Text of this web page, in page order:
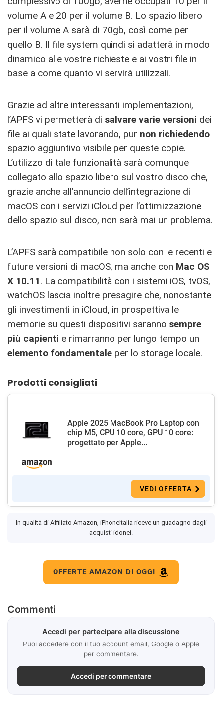
volume A e 20 per il volume B. Lo spazio libero
per il volume A sarà di 70gb, così come per
quello B. Il file system quindi si adatterà in modo
dinamico alle vostre richieste e ai vostri file in
base a come quanto vi servirà utilizzali.
Grazie ad altre interessanti implementazioni,
l’APFS vi permetterà di salvare varie versioni dei
file ai quali state lavorando, pur non richiedendo
spazio aggiuntivo visibile per queste copie.
L’utilizzo di tale funzionalità sarà comunque
collegato allo spazio libero sul vostro disco che,
grazie anche all’annuncio dell’integrazione di
macOS con i servizi iCloud per l’ottimizzazione
dello spazio sul disco, non sarà mai un problema.
L’APFS sarà compatibile non solo con le recenti e
future versioni di macOS, ma anche con Mac OS
X 10.11. La compatibilità con i sistemi iOS, tvOS,
watchOS lascia inoltre presagire che, nonostante
gli investimenti in iCloud, in prospettiva le
memorie su questi dispositivi saranno sempre
più capienti e rimarranno per lungo tempo un
elemento fondamentale per lo storage locale.
Prodotti consigliati
Apple 2025 MacBook Pro Laptop con
chip M5, CPU 10 core, GPU 10 core:
progettato per Apple...
VEDI OFFERTA
In qualità di Affiliato Amazon, iPhoneItalia riceve un guadagno dagli
acquisti idonei.
OFFERTE AMAZON DI OGGI
Commenti
Accedi per partecipare alla discussione
Puoi accedere con il tuo account email, Google o Apple
per commentare.
Accedi per commentare